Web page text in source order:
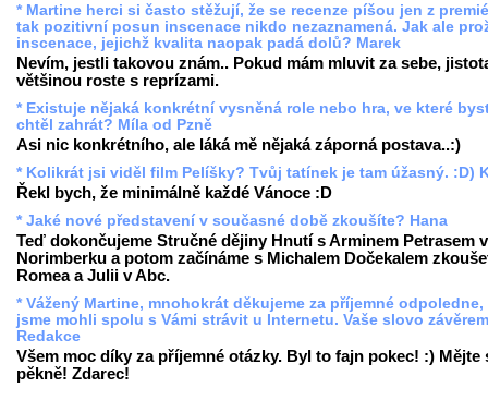
* Martine herci si často stěžují, že se recenze píšou jen z
tak pozitivní posun inscenace nikdo nezaznamená. Jak ale
inscenace, jejichž kvalita naopak padá dolů? Marek
Nevím, jestli takovou znám.. Pokud mám mluvit za sebe,
většinou roste s reprízami.
* Existuje nějaká konkrétní vysněná role nebo hra, ve které
chtěl zahrát? Míla od Pzně
Asi nic konkrétního, ale láká mě nějaká záporná postava..:)
* Kolikrát jsi viděl film Pelíšky? Tvůj tatínek je tam úžasný. :D)
Řekl bych, že minimálně každé Vánoce :D
* Jaké nové představení v současné době zkoušíte? Hana
Teď dokončujeme Stručné dějiny Hnutí s Arminem Petrasem v
Norimberku a potom začínáme s Michalem Dočekalem
Romea a Julii v Abc.
* Vážený Martine, mnohokrát děkujeme za příjemné odpoledne,
jsme mohli spolu s Vámi strávit u Internetu. Vaše slovo
Redakce
Všem moc díky za příjemné otázky. Byl to fajn pokec! :) Mějte
pěkně! Zdarec!